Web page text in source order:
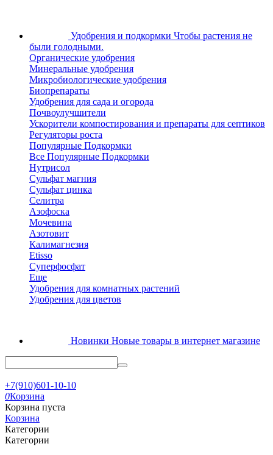
Удобрения и подкормки Чтобы растения не
были голодными.
Органические удобрения
Минеральные удобрения
Микробиологические удобрения
Биопрепараты
Удобрения для сада и огорода
Почвоулучшители
Ускорители компостирования и препараты для септиков
Регуляторы роста
Популярные Подкормки
Все Популярные Подкормки
Нутрисол
Сульфат магния
Сульфат цинка
Селитра
Азофоска
Мочевина
Азотовит
Калимагнезия
Etisso
Суперфосфат
Еще
Удобрения для комнатных растений
Удобрения для цветов
Новинки Новые товары в интернет магазине
+7(910)601-10-10
0Корзина
Корзина пуста
Корзина
Категории
Категории